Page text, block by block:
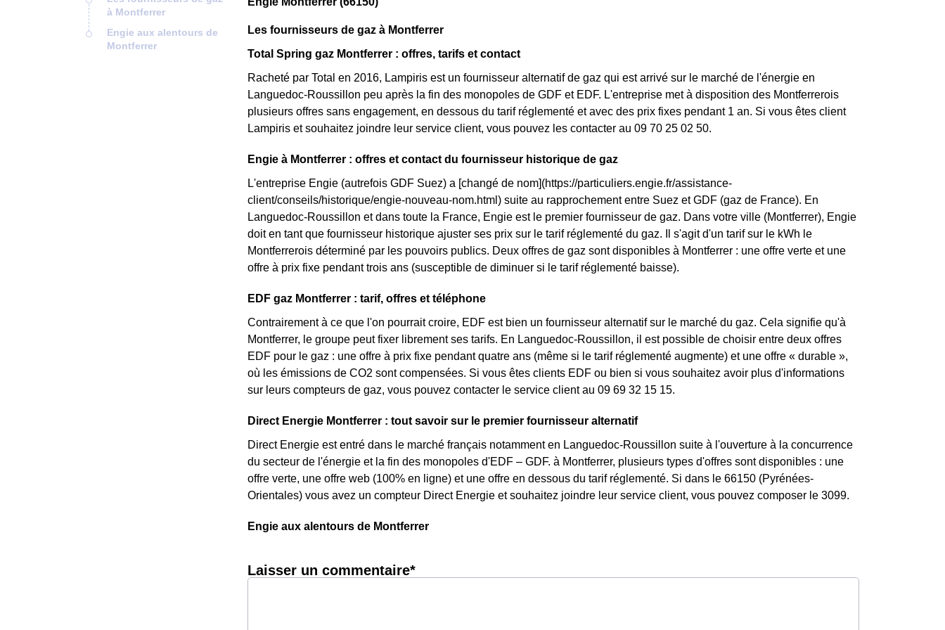
à Montferrer
Engie aux alentours de
Montferrer
Les fournisseurs de gaz à Montferrer
Total Spring gaz Montferrer : offres, tarifs et contact
Racheté par Total en 2016, Lampiris est un fournisseur alternatif de gaz qui est arrivé sur le marché de l'énergie en
Languedoc-Roussillon peu après la fin des monopoles de GDF et EDF. L'entreprise met à disposition des Montferrerois
plusieurs offres sans engagement, en dessous du tarif réglementé et avec des prix fixes pendant 1 an. Si vous êtes client
Lampiris et souhaitez joindre leur service client, vous pouvez les contacter au 09 70 25 02 50.
Engie à Montferrer : offres et contact du fournisseur historique de gaz
L'entreprise Engie (autrefois GDF Suez) a [changé de nom](https://particuliers.engie.fr/assistance-
client/conseils/historique/engie-nouveau-nom.html) suite au rapprochement entre Suez et GDF (gaz de France). En
Languedoc-Roussillon et dans toute la France, Engie est le premier fournisseur de gaz. Dans votre ville (Montferrer), Engie
doit en tant que fournisseur historique ajuster ses prix sur le tarif réglementé du gaz. Il s'agit d'un tarif sur le kWh le
Montferrerois déterminé par les pouvoirs publics. Deux offres de gaz sont disponibles à Montferrer : une offre verte et une
offre à prix fixe pendant trois ans (susceptible de diminuer si le tarif réglementé baisse).
EDF gaz Montferrer : tarif, offres et téléphone
Contrairement à ce que l'on pourrait croire, EDF est bien un fournisseur alternatif sur le marché du gaz. Cela signifie qu'à
Montferrer, le groupe peut fixer librement ses tarifs. En Languedoc-Roussillon, il est possible de choisir entre deux offres
EDF pour le gaz : une offre à prix fixe pendant quatre ans (même si le tarif réglementé augmente) et une offre « durable »,
où les émissions de CO2 sont compensées. Si vous êtes clients EDF ou bien si vous souhaitez avoir plus d'informations
sur leurs compteurs de gaz, vous pouvez contacter le service client au 09 69 32 15 15.
Direct Energie Montferrer : tout savoir sur le premier fournisseur alternatif
Direct Energie est entré dans le marché français notamment en Languedoc-Roussillon suite à l'ouverture à la concurrence
du secteur de l'énergie et la fin des monopoles d'EDF – GDF. à Montferrer, plusieurs types d'offres sont disponibles : une
offre verte, une offre web (100% en ligne) et une offre en dessous du tarif réglementé. Si dans le 66150 (Pyrénées-
Orientales) vous avez un compteur Direct Energie et souhaitez joindre leur service client, vous pouvez composer le 3099.
Engie aux alentours de Montferrer
Laisser un commentaire*